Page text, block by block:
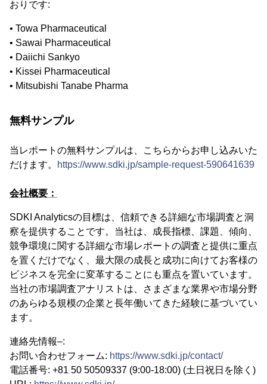
おりです:
• Towa Pharmaceutical
• Sawai Pharmaceutical
• Daiichi Sankyo
• Kissei Pharmaceutical
• Mitsubishi Tanabe Pharma
無料サンプル
当レポートの無料サンプルは、こちらからお申し込みいた
だけます。
https://www.sdki.jp/sample-request-590641639
会社概要：
SDKI Analyticsの目標は、信頼できる詳細な市場調査と洞
察を提供することです。当社は、成長指標、課題、傾向、
競争環境に関する詳細な市場レポートの調査と提供に重点
を置くだけでなく、最大限の成長と成功に向けてお客様の
ビジネスを完全に変革することにも重点を置いています。
当社の市場調査アナリストは、さまざまな業界や市場分野
のあらゆる規模の企業と長年働いてきた経験に基づいてい
ます。
連絡先情報–:
お問い合わせフォーム: https://www.sdki.jp/contact/
電話番号: +81 50 50509337 (9:00-18:00) (土日祝日を除く)